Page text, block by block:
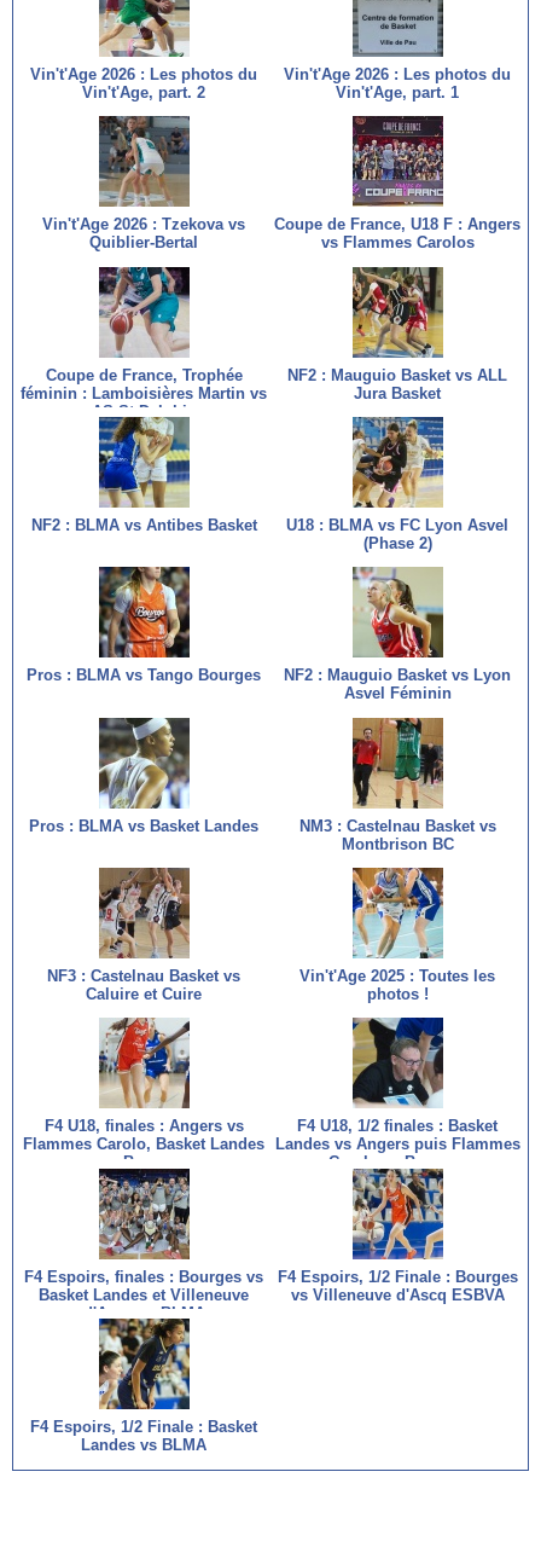
Vin't'Age 2026 : Les photos du
Vin't'Age, part. 2
Vin't'Age 2026 : Les photos du
Vin't'Age, part. 1
Vin't'Age 2026 : Tzekova vs
Quiblier-Bertal
Coupe de France, U18 F : Angers
vs Flammes Carolos
Coupe de France, Trophée
féminin : Lamboisières Martin vs
AS St Delphin
NF2 : Mauguio Basket vs ALL
Jura Basket
NF2 : BLMA vs Antibes Basket
U18 : BLMA vs FC Lyon Asvel
(Phase 2)
Pros : BLMA vs Tango Bourges
NF2 : Mauguio Basket vs Lyon
Asvel Féminin
Pros : BLMA vs Basket Landes
NM3 : Castelnau Basket vs
Montbrison BC
NF3 : Castelnau Basket vs
Caluire et Cuire
Vin't'Age 2025 : Toutes les
photos !
F4 U18, finales : Angers vs
Flammes Carolo, Basket Landes
vs Bourges
F4 U18, 1/2 finales : Basket
Landes vs Angers puis Flammes
Carolo vs Bourges
F4 Espoirs, finales : Bourges vs
Basket Landes et Villeneuve
d'Ascq vs BLMA
F4 Espoirs, 1/2 Finale : Bourges
vs Villeneuve d'Ascq ESBVA
F4 Espoirs, 1/2 Finale : Basket
Landes vs BLMA